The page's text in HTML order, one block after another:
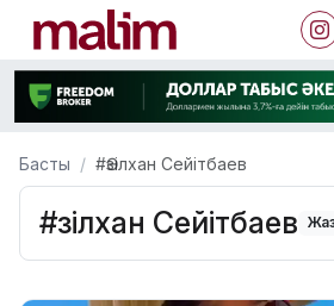
Басты #Әзілхан Сейітбаев
#Әзілхан Сейітбаев